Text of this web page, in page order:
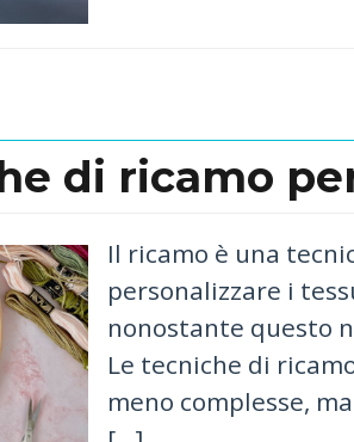
di ricamo
Il ricamo è una
personalizzare i
nonostante questo
Le tecniche di
meno complesse,